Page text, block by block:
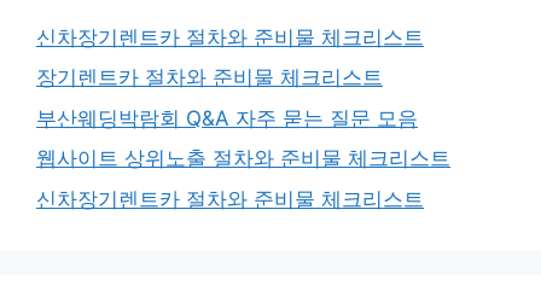
신차장기렌트카 절차와 준비물 체크리스트
장기렌트카 절차와 준비물 체크리스트
부산웨딩박람회 Q&A 자주 묻는 질문 모음
웹사이트 상위노출 절차와 준비물 체크리스트
신차장기렌트카 절차와 준비물 체크리스트